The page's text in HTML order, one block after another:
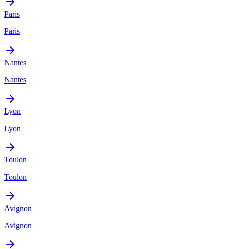
Paris
Paris
Nantes
Nantes
Lyon
Lyon
Toulon
Toulon
Avignon
Avignon